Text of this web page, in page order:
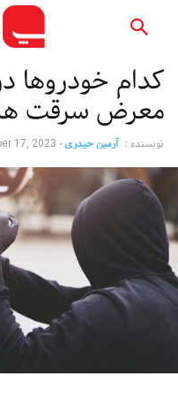
کدام خودروها
معرض سرقت
نویسنده : آرمین حیدری-
17, 2023